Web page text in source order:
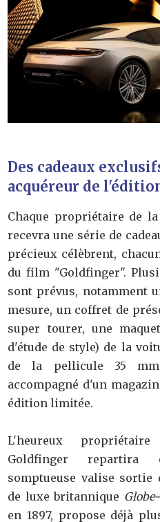
Des cadeaux
acquéreur de
Chaque propriétaire de
recevra une série de
précieux célèbrent,
du film "Goldfinger".
sont prévus, notamment
mesure, un coffret de
super tourer, une
d'étude de style) de la
de la pellicule 35
accompagné d'un
édition limitée.
L'heureux
Goldfinger repartira
somptueuse valise
de luxe britannique
en 1897, propose déjà